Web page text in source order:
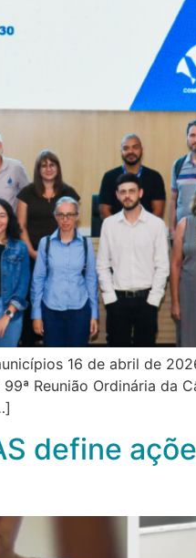
16 de abril de
Reunião Ordinária da
define